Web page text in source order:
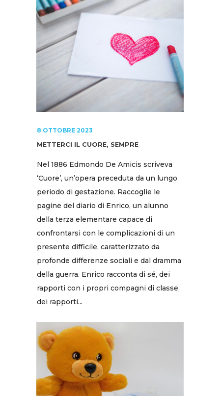
8 OTTOBRE 2023
METTERCI IL CUORE, SEMPRE
Nel 1886 Edmondo De Amicis scriveva
‘Cuore’, un’opera preceduta da un lungo
periodo di gestazione. Raccoglie le
pagine del diario di Enrico, un alunno
della terza elementare capace di
confrontarsi con le complicazioni di un
presente difficile, caratterizzato da
profonde differenze sociali e dal dramma
della guerra. Enrico racconta di sé, dei
rapporti con i propri compagni di classe,
dei rapporti...